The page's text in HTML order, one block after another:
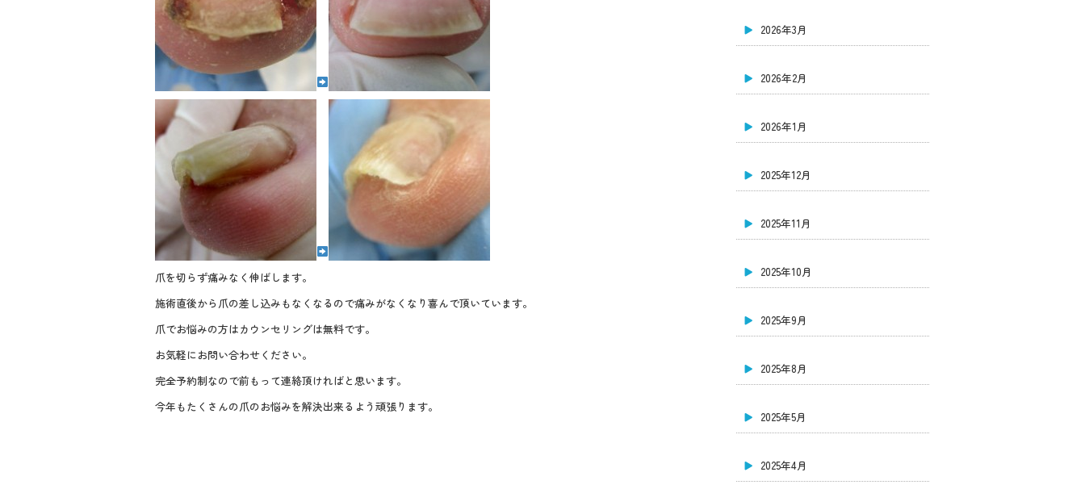
爪を切らず痛みなく伸ばします。
施術直後から爪の差し込みもなくなるので痛みがなくなり喜んで頂いています。
爪でお悩みの方はカウンセリングは無料です。
お気軽にお問い合わせください。
完全予約制なので前もって連絡頂ければと思います。
今年もたくさんの爪のお悩みを解決出来るよう頑張ります。
2026年3月
2026年2月
2026年1月
2025年12月
2025年11月
2025年10月
2025年9月
2025年8月
2025年5月
2025年4月